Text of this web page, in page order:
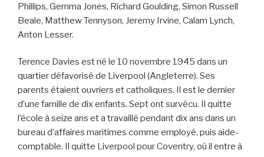
Phillips, Gemma Jones, Richard Goulding, Simon Russell
Beale, Matthew Tennyson, Jeremy Irvine, Calam Lynch,
Anton Lesser.
Terence Davies est né le 10 novembre 1945 dans un
quartier défavorisé de Liverpool (Angleterre). Ses
parents étaient ouvriers et catholiques. Il est le dernier
d’une famille de dix enfants. Sept ont survécu. Il quitte
l’école à seize ans et a travaillé pendant dix ans dans un
bureau d’affaires maritimes comme employé, puis aide-
comptable. Il quitte Liverpool pour Coventry, où il entre à